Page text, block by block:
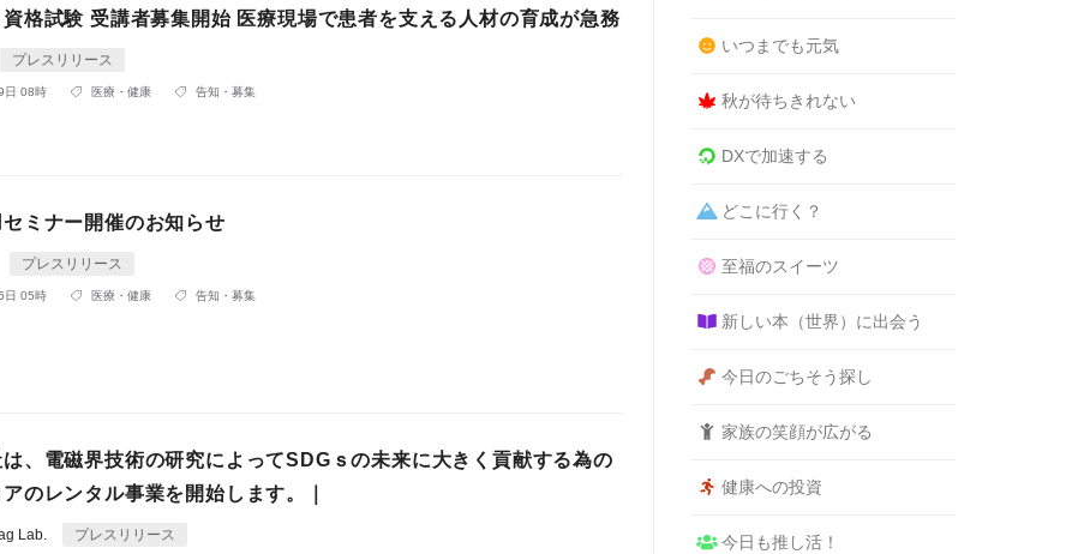
格試験 受講者募集開始 医療現場で患者を支える人材の育成が急務
プレスリリース
日 08時 医療・健康 告知・募集
ミナー開催のお知らせ
プレスリリース
日 05時 医療・健康 告知・募集
は、電磁界技術の研究によってSDGｓの未来に大きく貢献する為の
のレンタル事業を開始します。｜
Lab. プレスリリース
いつまでも元気
秋が待ちきれない
DXで加速する
どこに行く？
至福のスイーツ
新しい本（世界）に出会う
今日のごちそう探し
家族の笑顔が広がる
健康への投資
今日も推し活！